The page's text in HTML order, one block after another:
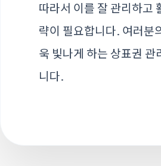
따라서 이를 잘 관리하고
략이 필요합니다. 여러분
욱 빛나게 하는 상표권 관
니다.